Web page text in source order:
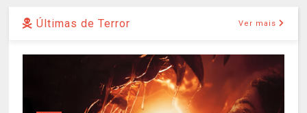
Últimas de Terror Ver mais